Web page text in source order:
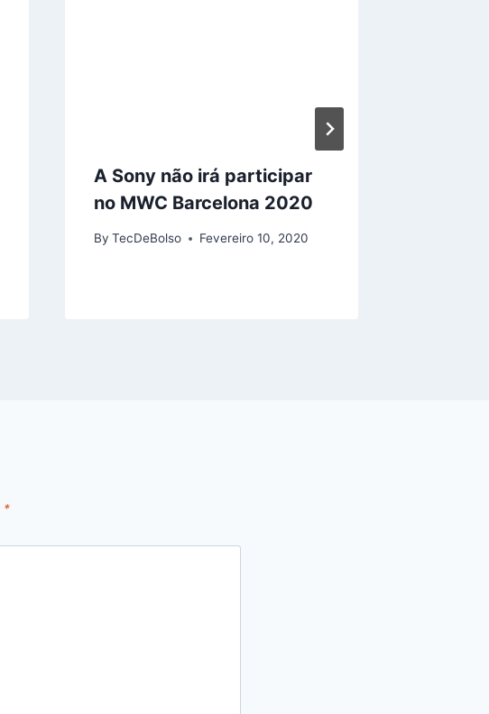
A Sony não irá participar
no MWC Barcelona 2020
By TecDeBolso Fevereiro 10, 2020
*